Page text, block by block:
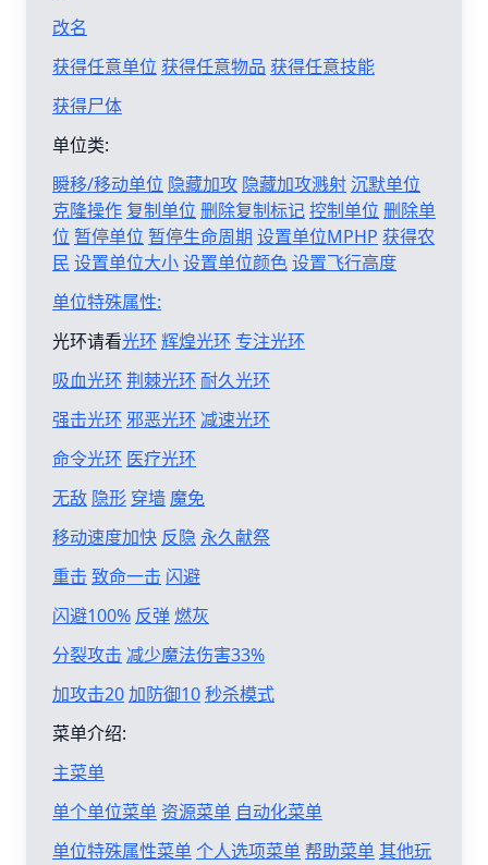
改名
获得任意单位 获得任意物品 获得任意技能
获得尸体
单位类:
瞬移/移动单位 隐藏加攻 隐藏加攻溅射沉默单位
克隆操作 复制单位 删除复制标记控制单位 删除单
位 暂停单位 暂停生命周期 设置单位MPHP 获得农
民 设置单位大小设置单位颜色设置飞行高度
单位特殊属性:
光环请看光环 辉煌光环 专注光环
吸血光环 荆棘光环 耐久光环
强击光环 邪恶光环 减速光环
命令光环 医疗光环
无敌 隐形 穿墙 魔免
移动速度加快 反隐 永久献祭
重击 致命一击 闪避
闪避100% 反弹燃灰
分裂攻击 减少魔法伤害33%
加攻击20加防御10秒杀模式
菜单介绍:
主菜单
单个单位菜单 资源菜单 自动化菜单
单位特殊属性菜单个人选项菜单帮助菜单其他玩